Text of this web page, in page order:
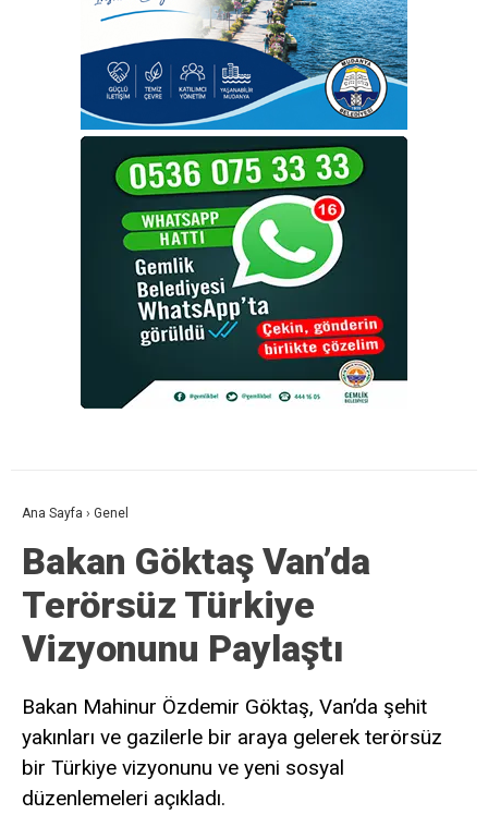
Ana Sayfa › Genel
Bakan Göktaş Van’da
Terörsüz Türkiye
Vizyonunu Paylaştı
Bakan Mahinur Özdemir Göktaş, Van’da şehit
yakınları ve gazilerle bir araya gelerek terörsüz
bir Türkiye vizyonunu ve yeni sosyal
düzenlemeleri açıkladı.